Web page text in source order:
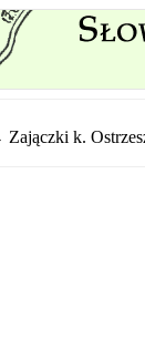
Zajączki k.